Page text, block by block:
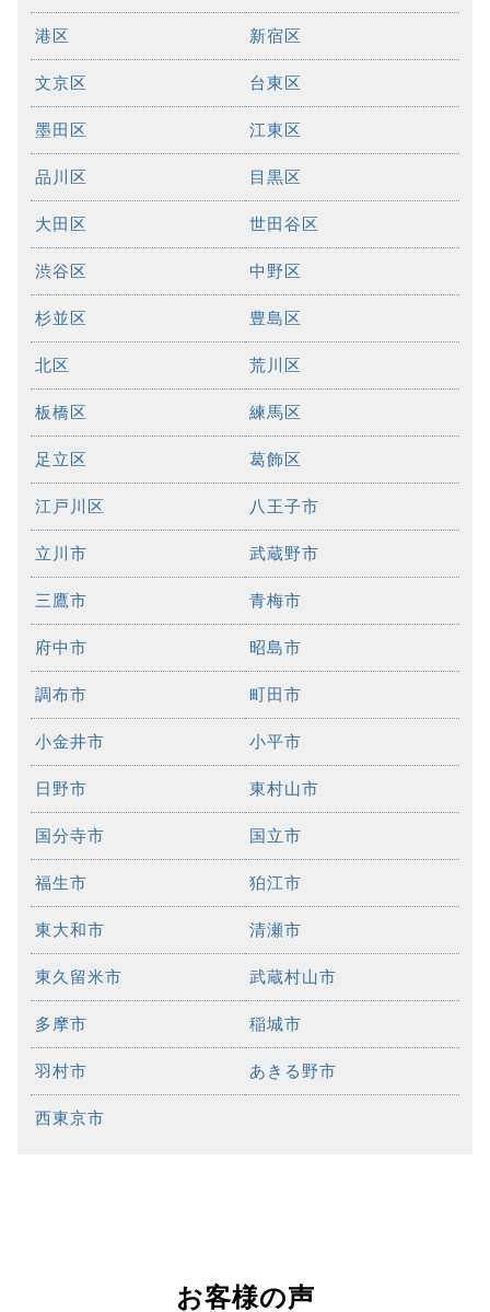
港区 新宿区
文京区 台東区
墨田区 江東区
品川区 目黒区
大田区 世田谷区
渋谷区 中野区
杉並区 豊島区
北区 荒川区
板橋区 練馬区
足立区 葛飾区
江戸川区 八王子市
立川市 武蔵野市
三鷹市 青梅市
府中市 昭島市
調布市 町田市
小金井市 小平市
日野市 東村山市
国分寺市 国立市
福生市 狛江市
東大和市 清瀬市
東久留米市 武蔵村山市
多摩市 稲城市
羽村市 あきる野市
西東京市
お客様の声